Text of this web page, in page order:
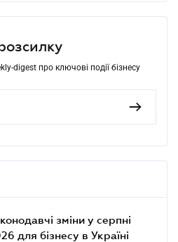
digest про ключові події бізнесу
зміни у серпні
для бізнесу в Україні